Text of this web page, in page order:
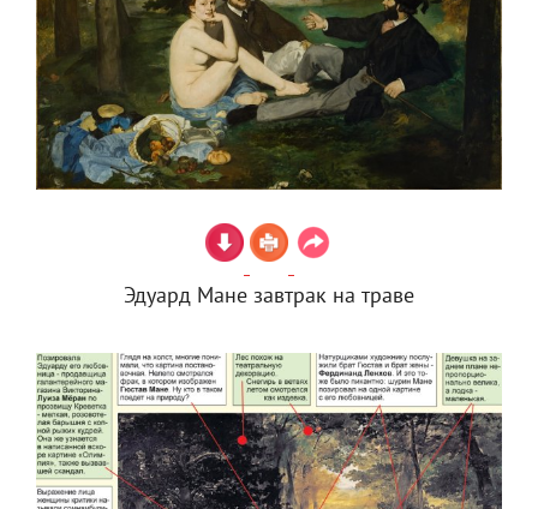
Эдуард Мане завтрак на траве